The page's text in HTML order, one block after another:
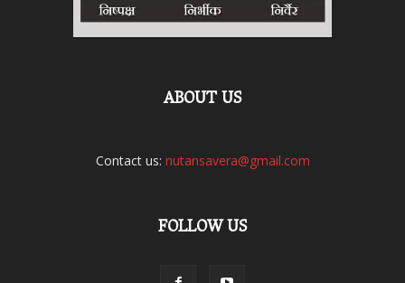
ABOUT US
Contact us: nutansavera@gmail.com
FOLLOW US